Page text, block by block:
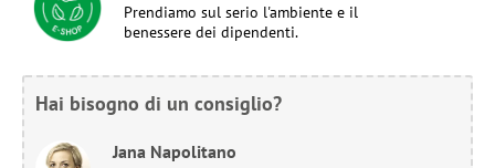
Prendiamo sul serio l'ambiente e il
benessere dei dipendenti.
Hai bisogno di un consiglio?
Jana Napolitano